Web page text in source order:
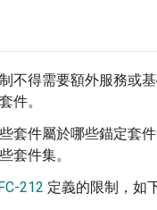
不得需要額外服務或
件。
套件屬於哪些錨定套
套件集。
212 定義的限制，如